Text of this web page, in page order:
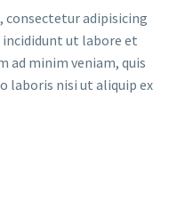
consectetur adipisicing
ut labore et
ad minim veniam, quis
laboris nisi ut aliquip ex